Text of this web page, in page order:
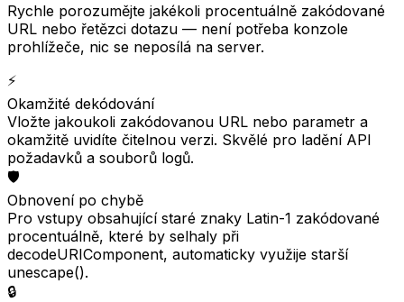
Rychle porozumějte jakékoli procentuálně zakódované
URL nebo řetězci dotazu — není potřeba konzole
prohlížeče, nic se neposílá na server.
⚡
Okamžité dekódování
Vložte jakoukoli zakódovanou URL nebo parametr a
okamžitě uvidíte čitelnou verzi. Skvělé pro ladění API
požadavků a souborů logů.
🛡️
Obnovení po chybě
Pro vstupy obsahující staré znaky Latin-1 zakódované
procentuálně, které by selhaly při
decodeURIComponent, automaticky využije starší
unescape().
🔒